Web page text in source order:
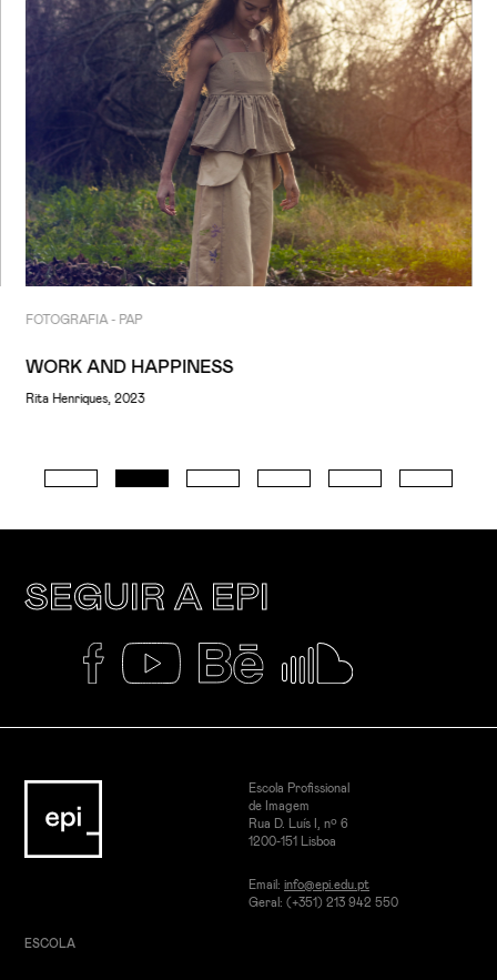
FOTOGRAFIA - PAP
WORK AND HAPPINESS
Rita Henriques, 2023
SEGUIR A EPI
Escola Profissional
de Imagem
Rua D. Luís I, nº 6
1200-151 Lisboa
Email: info@epi.edu.pt
Geral: (+351) 213 942 550
ESCOLA